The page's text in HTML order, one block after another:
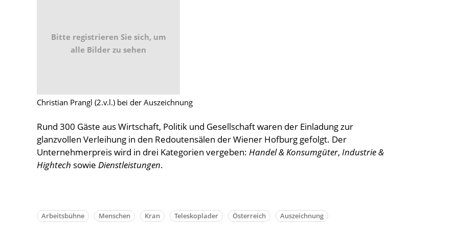
Bitte registrieren Sie sich, um
alle Bilder zu sehen
Christian Prangl (2.v.l.) bei der Auszeichnung
Rund 300 Gäste aus Wirtschaft, Politik und Gesellschaft waren der Einladung zur
glanzvollen Verleihung in den Redoutensälen der Wiener Hofburg gefolgt. Der
Unternehmerpreis wird in drei Kategorien vergeben: Handel & Konsumgüter, Industrie &
Hightech sowie Dienstleistungen.
Arbeitsbühne Menschen Kran Teleskoplader Österreich Auszeichnung